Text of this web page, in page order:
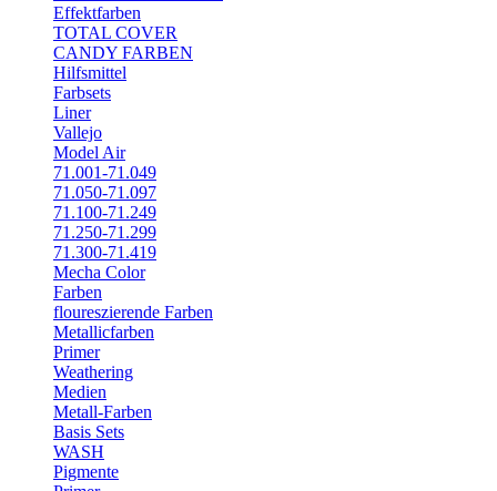
Effektfarben
TOTAL COVER
CANDY FARBEN
Hilfsmittel
Farbsets
Liner
Vallejo
Model Air
71.001-71.049
71.050-71.097
71.100-71.249
71.250-71.299
71.300-71.419
Mecha Color
Farben
floureszierende Farben
Metallicfarben
Primer
Weathering
Medien
Metall-Farben
Basis Sets
WASH
Pigmente